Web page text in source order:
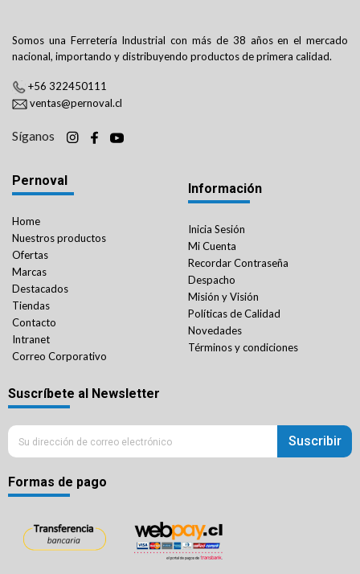
Somos una Ferretería Industrial con más de 38 años en el mercado
nacional, importando y distribuyendo productos de primera calidad.
+56 322450111
ventas@pernoval.cl
Síganos
Pernoval
Home
Nuestros productos
Ofertas
Marcas
Destacados
Tiendas
Contacto
Intranet
Correo Corporativo
Información
Inicia Sesión
Mi Cuenta
Recordar Contraseña
Despacho
Misión y Visión
Políticas de Calidad
Novedades
Términos y condiciones
Suscríbete al Newsletter
Suscribir
Formas de pago